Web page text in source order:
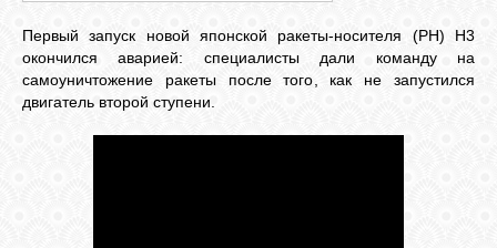
ВИДЕО
ФОТО
Первый запуск новой японской ракеты-носителя (РН) H3
окончился аварией: специалисты дали команду на
самоуничтожение ракеты после того, как не запустился
двигатель второй ступени.